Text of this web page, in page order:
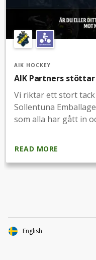
AIK HOCKEY
AIK Partners
Vi riktar ett stort
Sollentuna
som alla har gått in
READ MORE
English